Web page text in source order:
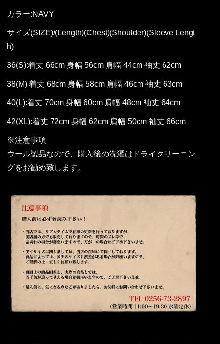
カラー:NAVY
サイズ(SIZE)/(Length)(Chest)(Shoulder)(Sleeve Lengt
h)
36(S):着丈 66cm 身幅 56cm 肩幅 44cm 袖丈 62cm
38(M):着丈 68cm 身幅 58cm 肩幅 46cm 袖丈 63cm
40(L):着丈 70cm 身幅 60cm 肩幅 48cm 袖丈 64cm
42(XL):着丈 72cm 身幅 62cm 肩幅 50cm 袖丈 66cm
※注意事項
ウール製品なので、購入後の洗濯はドライクリーニン
グをお勧め致します。